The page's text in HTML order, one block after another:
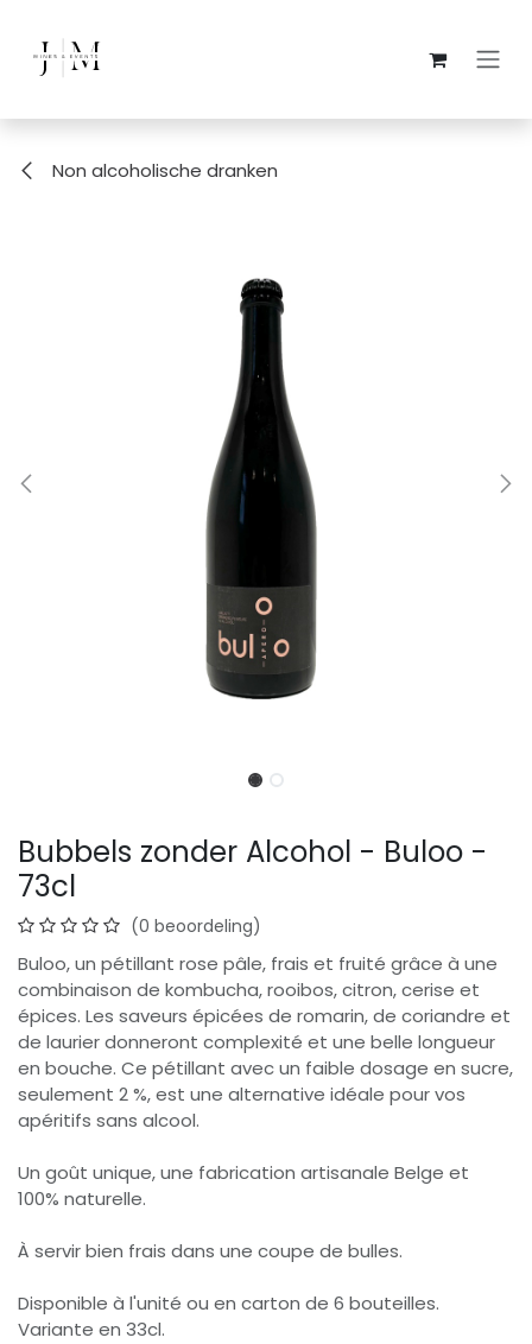
Non alcoholische dranken
Bubbels zonder Alcohol - Buloo -
73cl
(0 beoordeling)
Buloo, un pétillant rose pâle, frais et fruité grâce à une
combinaison de kombucha, rooibos, citron, cerise et
épices. Les saveurs épicées de romarin, de coriandre et
de laurier donneront complexité et une belle longueur
en bouche. Ce pétillant avec un faible dosage en sucre,
seulement 2 %, est une alternative idéale pour vos
apéritifs sans alcool.
Un goût unique, une fabrication artisanale Belge et
100% naturelle.
À servir bien frais dans une coupe de bulles.
Disponible à l'unité ou en carton de 6 bouteilles.
Variante en 33cl.